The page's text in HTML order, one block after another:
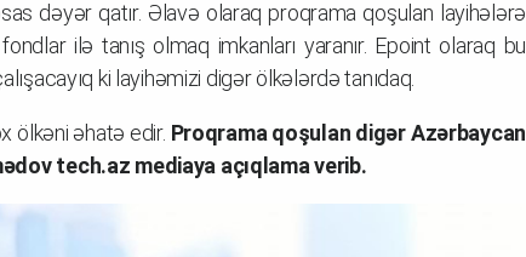
dəyər qatır. Əlavə olaraq proqrama qoşulan layihələrə
ilə tanış olmaq imkanları yaranır. Epoint olaraq bu
ki layihəmizi digər ölkələrdə tanıdaq.
ölkəni əhatə edir. Proqrama qoşulan digər Azərbaycan
tech.az mediaya açıqlama verib.